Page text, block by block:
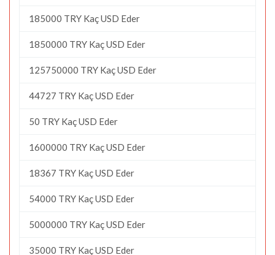
185000 TRY Kaç USD Eder
1850000 TRY Kaç USD Eder
125750000 TRY Kaç USD Eder
44727 TRY Kaç USD Eder
50 TRY Kaç USD Eder
1600000 TRY Kaç USD Eder
18367 TRY Kaç USD Eder
54000 TRY Kaç USD Eder
5000000 TRY Kaç USD Eder
35000 TRY Kaç USD Eder